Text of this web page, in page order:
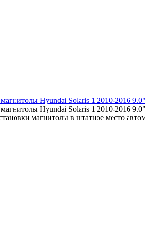
Hyundai Solaris 1 2010-2016 9.0"
Hyundai Solaris 1 2010-2016
магнитолы в штатное место